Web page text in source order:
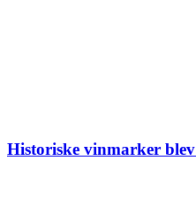
Historiske vinmarker